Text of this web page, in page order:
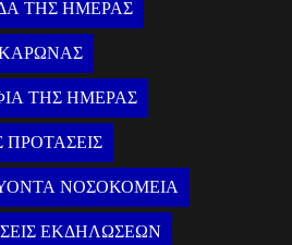
ΤΗΣ ΗΜΕΡΑΣ
ΤΗΣ ΗΜΕΡΑΣ
ΠΡΟΤΑΣΕΙΣ
ΝΟΣΟΚΟΜΕΙΑ
ΕΚΔΗΛΩΣΕΩΝ